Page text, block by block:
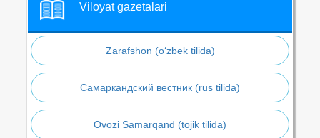
Viloyat gazetalari
Zarafshon (o‘zbek tilida)
Самаркандский вестник (rus tilida)
Ovozi Samarqand (tojik tilida)